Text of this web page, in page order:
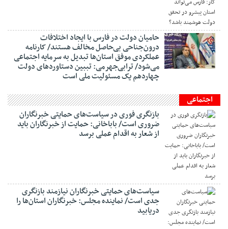
حامیان دولت در فارس با ایجاد اختلافات
درون‌جناحی بی‌حاصل مخالف هستند/ کارنامه
عملکردی موفق استان‌ها تبدیل به سرمایه اجتماعی
می‌شود/ ترابی‌جهرمی: تببین دستاوردهای دولت
چهاردهم یک مسئولیت ملی است
اجتماعی
بازنگری فوری در سیاست‌های حمایتی خبرنگاران
ضروری است/ باباخانی: حمایت از خبرنگاران باید
از شعار به اقدام عملی برسد
سیاست‌های حمایتی خبرنگاران نیازمند بازنگری
جدی است/ نماینده مجلس: خبرنگاران استان‌ها را
دریابید